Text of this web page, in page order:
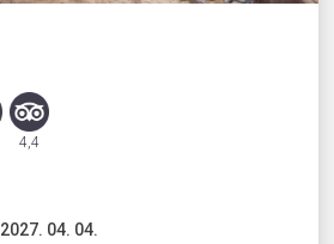
4,4
2027. 04. 04.